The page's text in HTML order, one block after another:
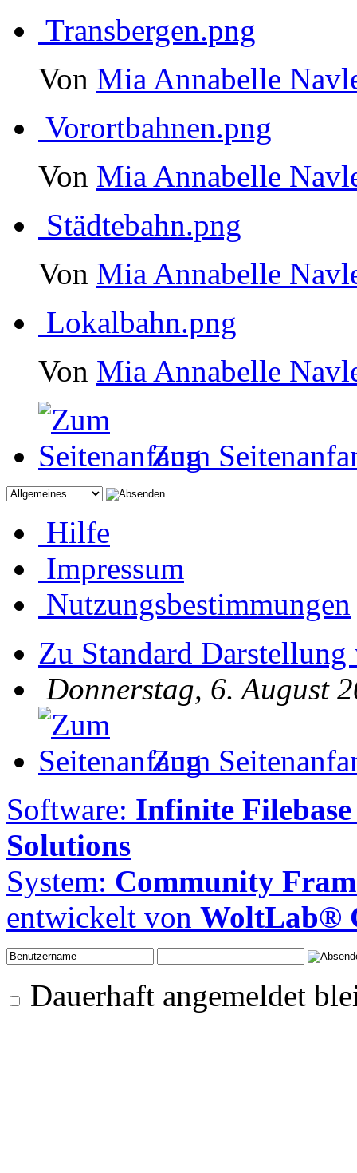
Transbergen.png
Von Mia Annabelle
Vorortbahnen.png
Von Mia Annabelle
Städtebahn.png
Von Mia Annabelle
Lokalbahn.png
Von Mia Annabelle
Zum
Hilfe
Impressum
Nutzungsbestimmungen
Zu Standard Darstellung
Donnerstag, 6. August
Zum
Software: Infinite Filebase
Solutions
System: Community
entwickelt von WoltLab®
Dauerhaft angemeldet